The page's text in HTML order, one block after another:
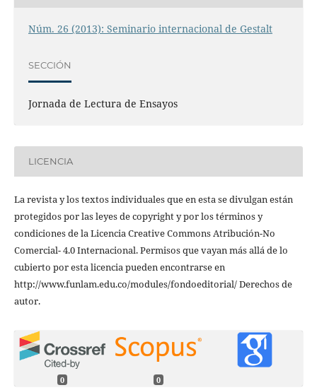
Núm. 26 (2013): Seminario internacional de Gestalt
SECCIÓN
Jornada de Lectura de Ensayos
LICENCIA
La revista y los textos individuales que en esta se divulgan están
protegidos por las leyes de copyright y por los términos y
condiciones de la Licencia Creative Commons Atribución-No
Comercial- 4.0 Internacional. Permisos que vayan más allá de lo
cubierto por esta licencia pueden encontrarse en
http://www.funlam.edu.co/modules/fondoeditorial/ Derechos de
autor.
0 0